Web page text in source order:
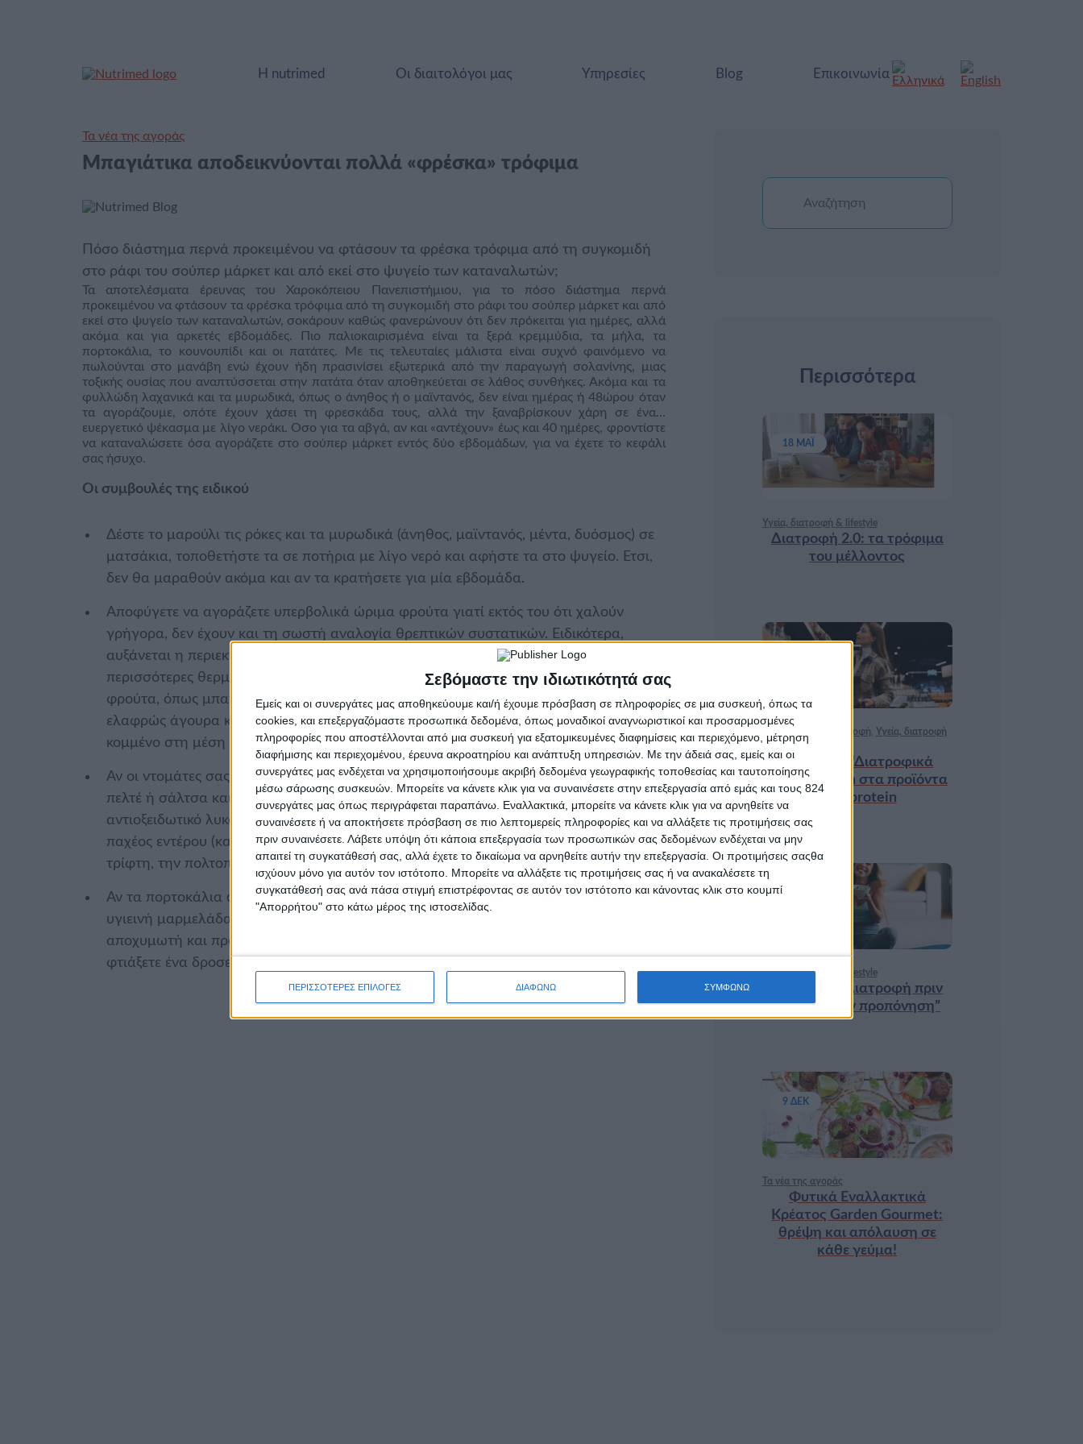
Σεβόμαστε την ιδιωτικότητά σας
Εμείς και οι συνεργάτες μας αποθηκεύουμε και/ή έχουμε πρόσβαση σε πληροφορίες σε μια συσκευή, όπως τα
cookies, και επεξεργαζόμαστε προσωπικά δεδομένα, όπως μοναδικοί αναγνωριστικοί και προσαρμοσμένες
πληροφορίες που αποστέλλονται από μια συσκευή για εξατομικευμένες διαφημίσεις και περιεχόμενο, μέτρηση
διαφήμισης και περιεχομένου, έρευνα ακροατηρίου και ανάπτυξη υπηρεσιών. Με την άδειά σας, εμείς και οι
συνεργάτες μας ενδέχεται να χρησιμοποιήσουμε ακριβή δεδομένα γεωγραφικής τοποθεσίας και ταυτοποίησης
μέσω σάρωσης συσκευών. Μπορείτε να κάνετε κλικ για να συναινέσετε στην επεξεργασία από εμάς και τους 824
συνεργάτες μας όπως περιγράφεται παραπάνω. Εναλλακτικά, μπορείτε να κάνετε κλικ για να αρνηθείτε να
συναινέσετε ή να αποκτήσετε πρόσβαση σε πιο λεπτομερείς πληροφορίες και να αλλάξετε τις προτιμήσεις σας
πριν συναινέσετε. Λάβετε υπόψη ότι κάποια επεξεργασία των προσωπικών σας δεδομένων ενδέχεται να μην
απαιτεί τη συγκατάθεσή σας, αλλά έχετε το δικαίωμα να αρνηθείτε αυτήν την επεξεργασία. Οι προτιμήσεις σαςθα
ισχύουν μόνο για αυτόν τον ιστότοπο. Μπορείτε να αλλάξετε τις προτιμήσεις σας ή να ανακαλέσετε τη
συγκατάθεσή σας ανά πάσα στιγμή επιστρέφοντας σε αυτόν τον ιστότοπο και κάνοντας κλικ στο κουμπί
"Απορρήτου" στο κάτω μέρος της ιστοσελίδας.
ΠΕΡΙΣΣΟΤΕΡΕΣ ΕΠΙΛΟΓΕΣ ΔΙΑΦΩΝΩ ΣΥΜΦΩΝΩ
Η nutrimed Οι διαιτολόγοι μας Υπηρεσίες Blog Επικοινωνία
Τα νέα της αγοράς
Μπαγιάτικα αποδεικνύονται πολλά «φρέσκα» τρόφιμα
Πόσο διάστημα περνά προκειμένου να φτάσουν τα φρέσκα τρόφιμα από τη συγκομιδή
στο ράφι του σούπερ μάρκετ και από εκεί στο ψυγείο των καταναλωτών;
Τα αποτελέσματα έρευνας του Χαροκόπειου Πανεπιστήμιου, για το πόσο διάστημα περνά
προκειμένου να φτάσουν τα φρέσκα τρόφιμα από τη συγκομιδή στο ράφι του σούπερ μάρκετ και από
εκεί στο ψυγείο των καταναλωτών, σοκάρουν καθώς φανερώνουν ότι δεν πρόκειται για ημέρες, αλλά
ακόμα και για αρκετές εβδομάδες. Πιο παλιοκαιρισμένα είναι τα ξερά κρεμμύδια, τα μήλα, τα
πορτοκάλια, το κουνουπίδι και οι πατάτες. Με τις τελευταίες μάλιστα είναι συχνό φαινόμενο να
πωλούνται στο μανάβη ενώ έχουν ήδη πρασινίσει εξωτερικά από την παραγωγή σολανίνης, μιας
τοξικής ουσίας που αναπτύσσεται στην πατάτα όταν αποθηκεύεται σε λάθος συνθήκες. Ακόμα και τα
φυλλώδη λαχανικά και τα μυρωδικά, όπως ο άνηθος ή ο μαϊντανός, δεν είναι ημέρας ή 48ώρου όταν
τα αγοράζουμε, οπότε έχουν χάσει τη φρεσκάδα τους, αλλά την ξαναβρίσκουν χάρη σε ένα…
ευεργετικό ψέκασμα με λίγο νεράκι. Οσο για τα αβγά, αν και «αντέχουν» έως και 40 ημέρες, φροντίστε
να καταναλώσετε όσα αγοράζετε στο σούπερ μάρκετ εντός δύο εβδομάδων, για να έχετε το κεφάλι
σας ήσυχο.
Οι συμβουλές της ειδικού
Δέστε το μαρούλι τις ρόκες και τα μυρωδικά (άνηθος, μαϊντανός, μέντα, δυόσμος) σε
ματσάκια, τοποθετήστε τα σε ποτήρια με λίγο νερό και αφήστε τα στο ψυγείο. Ετσι,
δεν θα μαραθούν ακόμα και αν τα κρατήσετε για μία εβδομάδα.
Αποφύγετε να αγοράζετε υπερβολικά ώριμα φρούτα γιατί εκτός του ότι χαλούν
γρήγορα, δεν έχουν και τη σωστή αναλογία θρεπτικών συστατικών. Ειδικότερα,
αυξάνεται η περιεκτικότητά τους σε σάκχαρα, με αποτέλεσμα να αποδίδουν
περισσότερες θερμίδες, ενώ αλλοιώνεται και η γεύση τους. Αντί να αγοράζετε ώριμα
φρούτα, όπως μπανάνες ή αβοκάντο που μαυρίζουν αμέσως, προμηθευτείτε τα
ελαφρώς άγουρα και αφήστε τα μέσα σε μια χαρτοσακούλα του μανάβη με ένα μήλο
κομμένο στη μέση για να ωριμάσουν πιο γρήγορα.
Αν οι ντομάτες σας κατέληξαν παραγινωμένες στο ψυγείο, μην τις πετάξετε. Κάντε τις
πελτέ ή σάλτσα και νοστιμίστε τα φαγητά σας, εμπλουτίζοντάς τα παράλληλα με
αντιοξειδωτικό λυκοπένιο που προστατεύει από τον καρκίνο του προστάτη και του
παχέος εντέρου (και ευτυχώς δεν αλλοιώνεται με το τρίψιμο της ντομάτας στον
τρίφτη, την πολτοποίησή της στο μπλέντερ και το μαγείρεμα).
Αν τα πορτοκάλια ωρίμασαν πολύ και έχασαν την όξινη γεύση τους, φτιάξτε τα
υγιεινή μαρμελάδα με φρουκτόζη. Εναλλακτικά, στύψτε τα στον στίφτη ή στον
αποχυμωτή και προσθέστε το χυμό ενός λεμονιού ή ενός γκρέιπ-φρουτ για να
φτιάξετε ένα δροσερό κοκτέιλ εσπεριδοειδών με ελαφρώς υπόξινη γεύση.
Περισσότερα
Υγεία, διατροφή & lifestyle
Διατροφή 2.0: τα τρόφιμα
του μέλλοντος
18 ΜΆΙ
Ισορροπημένη διατροφή
Υγεία, διατροφή
& lifestyle
Κεφάλαιο “Διατροφικά
trends”: zoοm στα προϊόντα
high protein
Υγεία, διατροφή & lifestyle
Κεφάλαιο “Διατροφή πριν
και μετά την προπόνηση”
18 ΦΕΒ
Τα νέα της αγοράς
Φυτικά Εναλλακτικά
Κρέατος Garden Gourmet:
θρέψη και απόλαυση σε
κάθε γεύμα!
9 ΔΕΚ